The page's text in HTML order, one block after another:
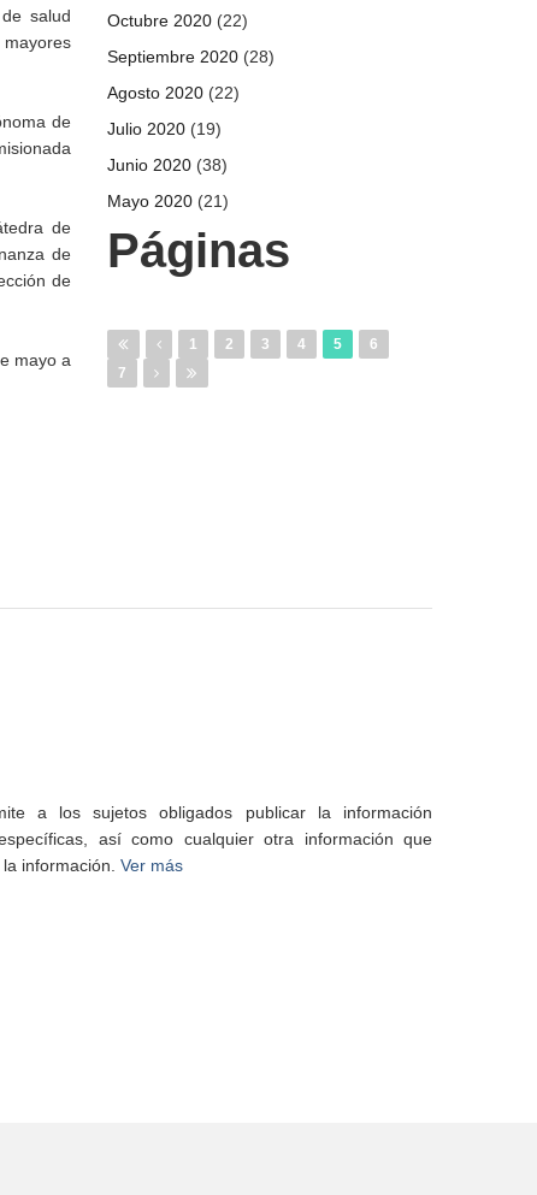
salud
de
de
de
de
mayo a
Octubre 2020 (22)
Septiembre 2020 (28)
Agosto 2020 (22)
Julio 2020 (19)
Junio 2020 (38)
Mayo 2020 (21)
Páginas
1 2 3 4 5
6
7
a los sujetos obligados publicar la información
así como cualquier otra información que
información. Ver más